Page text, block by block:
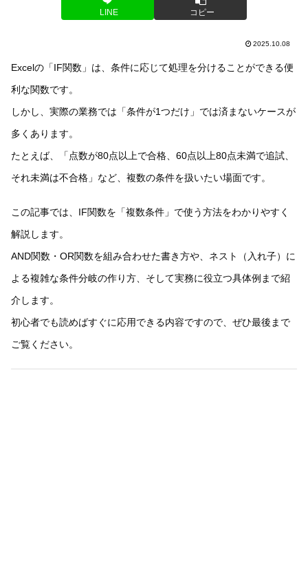
LINE コピー
2025.10.08
Excelの「IF関数」は、条件に応じて処理を分けることができる便
利な関数です。
しかし、実際の業務では「条件が1つだけ」では済まないケースが
多くあります。
たとえば、「点数が80点以上で合格、60点以上80点未満で追試、
それ未満は不合格」など、複数の条件を扱いたい場面です。
この記事では、IF関数を「複数条件」で使う方法をわかりやすく
解説します。
AND関数・OR関数を組み合わせた書き方や、ネスト（入れ子）に
よる複雑な条件分岐の作り方、そして実務に役立つ具体例まで紹
介します。
初心者でも読めばすぐに応用できる内容ですので、ぜひ最後まで
ご覧ください。